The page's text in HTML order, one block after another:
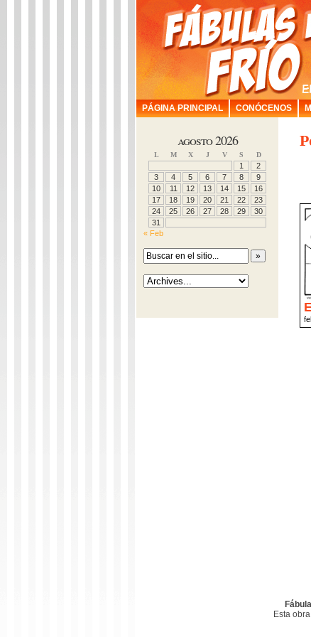
PÁGINA PRINCIPAL CONÓCENOS
agosto 2026
L M X J V S D
1
2
3
4 5 6 7 8
9
10
11 12 13 14 15
16
17
18 19 20 21 22
23
24
25 26 27 28 29
30
31
« Feb
Esta